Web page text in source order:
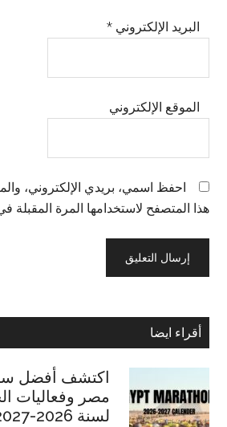
البريد الإلكتروني*
الموقع الإلكتروني
احفظ اسمي، بريدي الإلكتروني،
هذا المتصفح لاستخدامها المرة المقبلة
Primary
أقراء ايضا
اكتشف أفضل
مصر وفعاليات
لسنة 2026-2027